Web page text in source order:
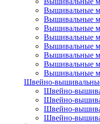
Вышивальные
Вышивальные
Вышивальные
Вышивальные
Вышивальные
Вышивальные
Вышивальные
Вышивальные
Швейно-
Швейно-
Швейно-
Швейно-
Швейно-